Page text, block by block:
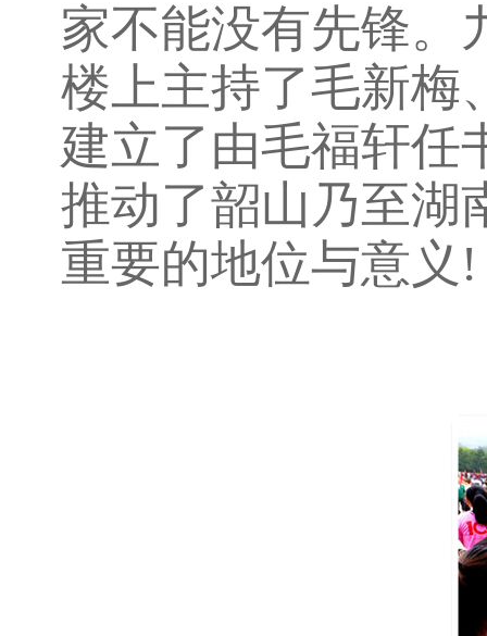
家不能没有先锋。
楼上主持了毛新梅
建立了由毛福轩任
推动了韶山乃至湖
重要的地位与意义!